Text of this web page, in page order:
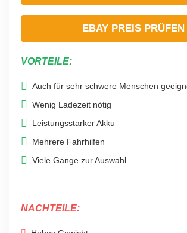
EBAY PREIS PRÜFEN
VORTEILE:
Auch für sehr schwere Menschen
Wenig Ladezeit nötig
Leistungsstarker Akku
Mehrere Fahrhilfen
Viele Gänge zur Auswahl
NACHTEILE: